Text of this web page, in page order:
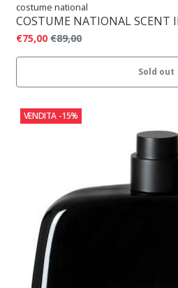
costume national
COSTUME NATIONAL SCENT
€75,00 €89,00
Sold out
VENDITA -15%